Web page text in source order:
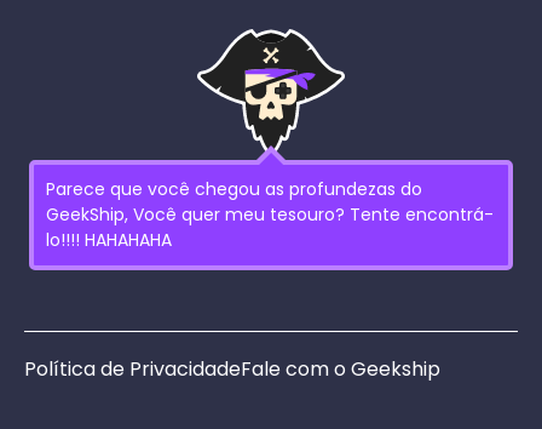
Parece que você chegou as profundezas do
GeekShip, Você quer meu tesouro? Tente encontrá-
lo!!!! HAHAHAHA
Política de PrivacidadeFale com o Geekship